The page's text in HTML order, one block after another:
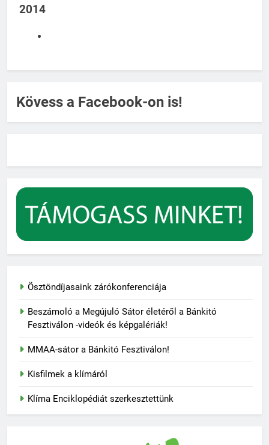
2014
Kövess a Facebook-on is!
Ösztöndíjasaink zárókonferenciája
Beszámoló a Megújuló Sátor életéről a Bánkitó
Fesztiválon -videók és képgalériák!
MMAA-sátor a Bánkitó Fesztiválon!
Kisfilmek a klímáról
Klíma Enciklopédiát szerkesztettünk